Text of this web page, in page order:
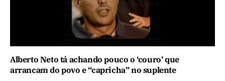
Alberto Neto tá achando pouco o ‘couro’ que
arrancam do povo e “capricha” no suplente